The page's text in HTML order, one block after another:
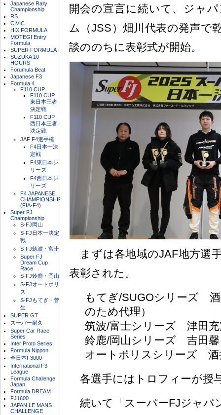
Japanese Rally
Championship
RS
CIVIC
HIX FORMULA
MOTEGI Entry
Formula
SUPER FORMULA
SUZUKA 10
HOURS
Forumula Beat
Japanese F3
Formula 4
F110 CUP
F110 CUP
東日本王者
決定戦
F110 CUP
西日本王者
決定戦
JAF F4選手権
F4日本一決
定戦
F4東日本シ
リーズ
F4西日本シ
リーズ
F4 JAPANESE
CHAMPIONSHIP
(FIA-F4)
Super FJ
Championship
S-FJ岡山
S-FJ日本一決定
戦
S-FJ筑波・富士
Super FJ
Dream Cup
Race
S-FJ鈴鹿・岡山
S-FJオートポリ
ス
S-FJもてぎ・菅
生
SUPER GT
スーパー耐久
Super Car Race
Series
Inter Proto Series
Formula Nippon
全日本F3000
International F3
League
Formula Challenge
Japan
Formula DREAM
FJ1600
JAPAN LE MANS
CHALLENGE
開会の宣言に続いて、ジャ
ム（JSS）畑川代表の発声で
談ののちに表彰式が開始。
まずは各地域のJAF地方選
表彰された。
もてぎ/SUGOシリーズ
のため代理）
筑波/富士シリーズ 津田
鈴鹿/岡山シリーズ 吉田馨
オートポリスシリーズ 酒
各選手にはトロフィーが授
続いて「スーパーFJジャパ